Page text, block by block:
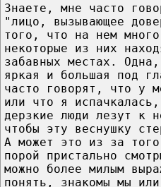
Знаете, мне часто
"лицо, вызывающее
того, что на нем
некоторые из них
забавных местах.
яркая и большая под
часто говорят, что у
или что я
дерзкие люди лезут к
чтобы эту веснушку
А может это из за
порой пристально
можно более милым
понять, знакомы мы